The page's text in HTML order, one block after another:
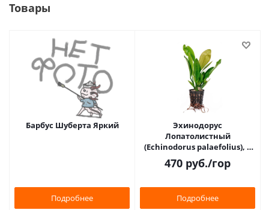
Товары
Барбус Шуберта Яркий
Подробнее
Эхинодорус
Лопатолистный
(Echinodorus palaefolius), в
горшочке горшок (1-3 куста)
470 руб./гор
Подробнее